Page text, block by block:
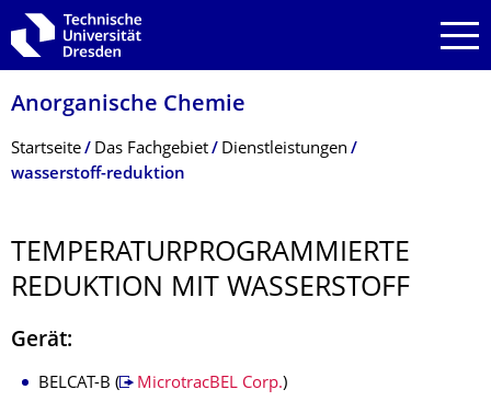
Zur Hauptnavigation springen
Zur Suche springen
Zum Inhalt springen
Anorganische Chemie
Breadcrumb-Menü
Startseite Das Fachgebiet
Dienstleistungen
wasserstoff-reduktion
TEMPERATURPRO­GRAMMIERTE
REDUKTION MIT WASSERSTOFF
Gerät:
BELCAT-B ( MicrotracBEL Corp.)